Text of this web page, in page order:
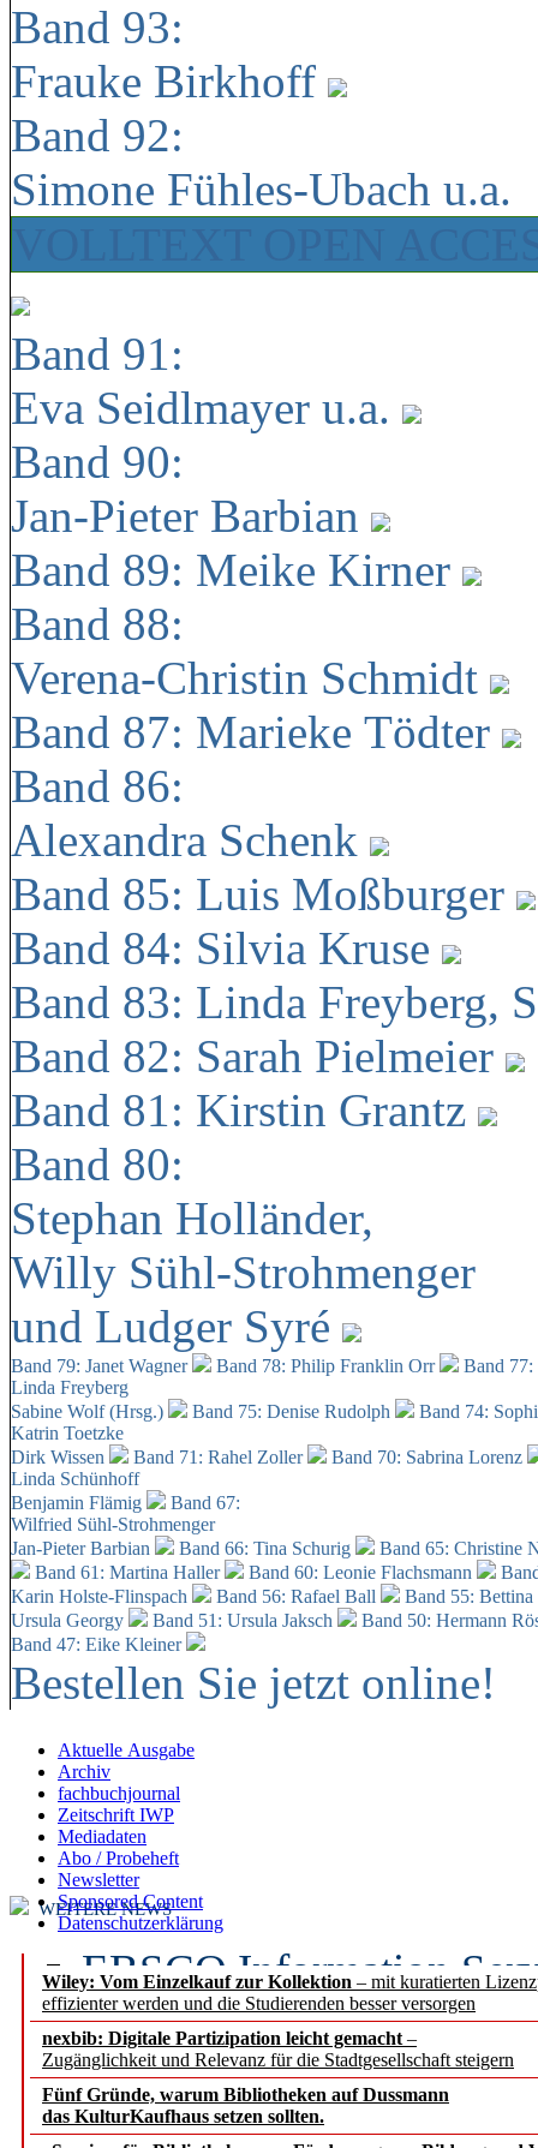
Band 93:
Frauke Birkhoff
Band 92:
Simone Fühles-Ubach u.a.
Band 91:
Eva Seidlmayer u.a.
Band 90:
Jan-Pieter Barbian
Band 89: Meike Kirner
Band 88:
Verena-Christin Schmidt
Band 87: Marieke Tödter
Band 86:
Alexandra Schenk
Band 85: Luis Moßburger
Band 84: Silvia Kruse
Band 83: Linda Freyberg,
Band 82: Sarah Pielmeier
Band 81: Kirstin Grantz
Band 80:
Stephan Holländer,
Willy Sühl-Strohmenger
und Ludger Syré
Band 79: Janet Wagner Band 78: Philip Franklin Orr
Band
Linda Freyberg
Sabine Wolf (Hrsg.)
Band 75: Denise Rudolph
Band 74:
Katrin Toetzke
Dirk Wissen
Band 71: Rahel Zoller
Band 70: Sabrina Lorenz
Linda Schünhoff
Benjamin Flämig
Band 67:
Wilfried Sühl-Strohmenger
Jan-Pieter Barbian
Band 66: Tina Schurig
Band 65: Christine
Band 61: Martina Haller
Band 60: Leonie Flachsmann
Karin Holste-Flinspach
Band 56: Rafael Ball
Band 55:
Ursula Georgy
Band 51: Ursula Jaksch Band 50: Hermann
Band 47: Eike Kleiner
Bestellen Sie jetzt online!
Aktuelle Ausgabe
Archiv
fachbuchjournal
Zeitschrift IWP
Mediadaten
Abo / Probeheft
Newsletter
Sponsored Content
Datenschutzerklärung
Wiley: Vom Einzelkauf zur Kollektion – mit kuratierten
effizienter werden und die Studierenden besser versorgen
nexbib: Digitale Partizipation leicht gemacht –
Zugänglichkeit und Relevanz für die Stadtgesellschaft steigern
Fünf Gründe, warum Bibliotheken auf Dussmann
das KulturKaufhaus setzen sollten.
WEITERE NEWS
EBSCO Information
Recherchefunktionen in
Sorbisches Institut neu
Geschichte und